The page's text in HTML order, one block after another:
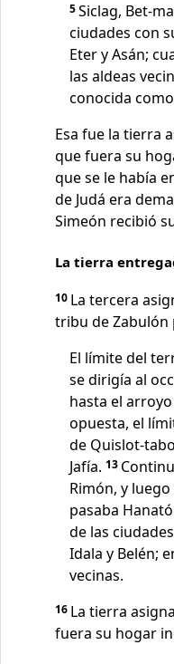
5Siclag, Bet-
ciudades con
Eter y Asán;
las aldeas
conocida
Esa fue la tierra
que fuera su
que se le había
de Judá era
Simeón recibió
La tierra
10 La tercera
tribu de Zabulón
El límite del
se dirigía al
hasta el
opuesta, el
de Quislot-
Jafía. 13
Rimón, y
pasaba
de las
Idala y Belén;
vecinas.
16 La tierra
fuera su hogar